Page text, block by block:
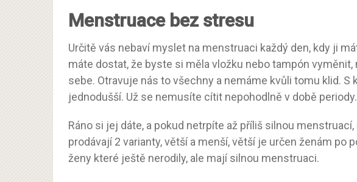
Menstruace bez stresu
Určitě vás nebaví myslet na menstruaci každý den, kdy ji
máte dostat, že byste si měla vložku nebo tampón
sebe. Otravuje nás to všechny a nemáme kvůli tomu klid.
jednodušší. Už se nemusíte cítit nepohodlně v době periody.
Ráno si jej dáte, a pokud netrpíte až příliš silnou
prodávají 2 varianty, větší a menší, větší je určen ženám po
ženy které ještě nerodily, ale mají silnou menstruaci.